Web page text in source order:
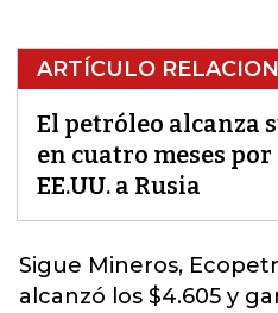
ARTÍCULO
El petróleo alcanza
en cuatro meses
EE.UU. a Rusia
Sigue Mineros,
alcanzó los $4.605 y